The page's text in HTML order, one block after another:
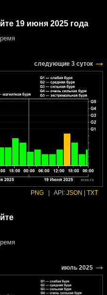
19 июня 2025 года
следующие 3 суток
PNG API: JSON TXT